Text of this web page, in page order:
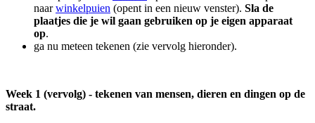
naarwinkelpuien (opent in een nieuw venster). Sla de
plaatjes die je wil gaan gebruiken op je eigen apparaat
op.
ga nu meteen tekenen (zie vervolg hieronder).
Week 1 (vervolg) - tekenen van mensen, dieren en dingen op de
straat.